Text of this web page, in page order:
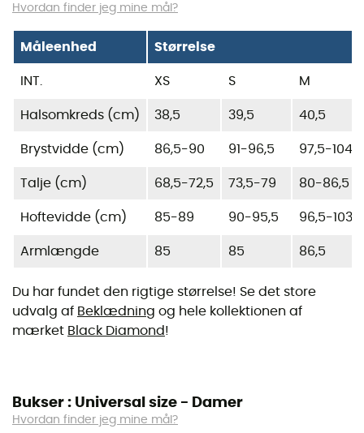
Hvordan finder jeg mine mål?
Måleenhed Størrelse
INT. XS S M
Halsomkreds (cm) 38,5 39,5 40,5
Brystvidde (cm) 86,5-90 91-96,5 97,5-104
Talje (cm) 68,5-72,5 73,5-79 80-86,5
Hoftevidde (cm) 85-89 90-95,5 96,5-103
Armlængde 85 85 86,5
Du har fundet den rigtige størrelse! Se det store
udvalg af Beklædning og hele kollektionen af
mærket Black Diamond!
Bukser : Universal size - Damer
Hvordan finder jeg mine mål?